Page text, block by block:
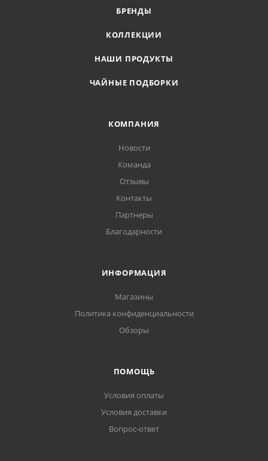
БРЕНДЫ
КОЛЛЕКЦИИ
НАШИ ПРОДУКТЫ
ЧАЙНЫЕ ПОДБОРКИ
КОМПАНИЯ
Новости
Команда
Отзывы
Контакты
Партнеры
Благодарности
ИНФОРМАЦИЯ
Магазины
Политика конфиденциальности
Обзоры
ПОМОЩЬ
Условия оплаты
Условия доставки
Вопрос-ответ